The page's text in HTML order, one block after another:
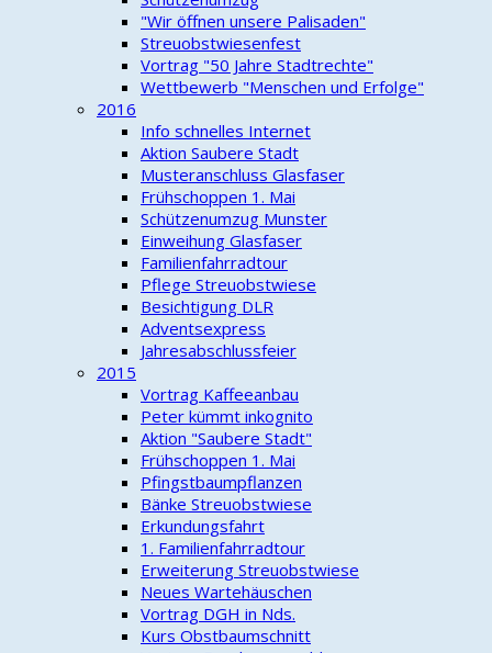
"Wir öffnen unsere Palisaden"
Streuobstwiesenfest
Vortrag "50 Jahre Stadtrechte"
Wettbewerb "Menschen und Erfolge"
2016
Info schnelles Internet
Aktion Saubere Stadt
Musteranschluss Glasfaser
Frühschoppen 1. Mai
Schützenumzug Munster
Einweihung Glasfaser
Familienfahrradtour
Pflege Streuobstwiese
Besichtigung DLR
Adventsexpress
Jahresabschlussfeier
2015
Vortrag Kaffeeanbau
Peter kümmt inkognito
Aktion "Saubere Stadt"
Frühschoppen 1. Mai
Pfingstbaumpflanzen
Bänke Streuobstwiese
Erkundungsfahrt
1. Familienfahrradtour
Erweiterung Streuobstwiese
Neues Wartehäuschen
Vortrag DGH in Nds.
Kurs Obstbaumschnitt